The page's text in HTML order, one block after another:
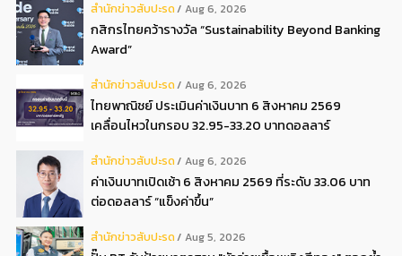
สํานักข่าวสับปะรด Aug 6, 2026
กสิกรไทยคว้ารางวัล “Sustainability Beyond Banking
Award”
สํานักข่าวสับปะรด Aug 6, 2026
ไทยพาณิชย์ ประเมินค่าเงินบาท 6 สิงหาคม 2569
เคลื่อนไหวในกรอบ 32.95-33.20 บาทดอลลาร์
สํานักข่าวสับปะรด Aug 6, 2026
ค่าเงินบาทเปิดเช้า 6 สิงหาคม 2569 ที่ระดับ 33.06 บาท
ต่อดอลลาร์ “แข็งค่าขึ้น”
สํานักข่าวสับปะรด Aug 5, 2026